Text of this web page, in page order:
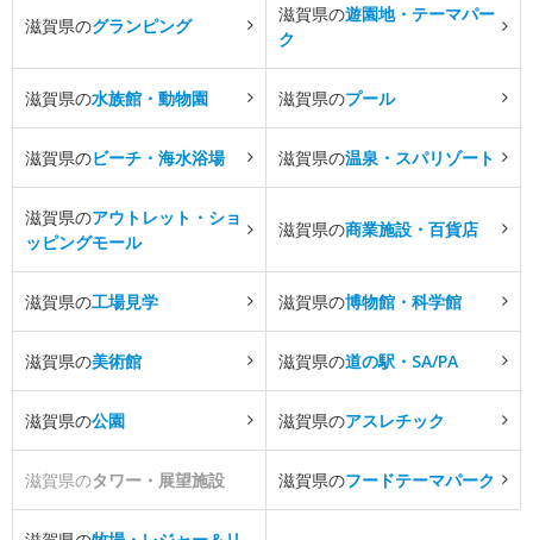
滋賀県のグランピング
滋賀県の遊園地・テーマパー
ク
滋賀県の水族館・動物園 滋賀県のプール
滋賀県のビーチ・海水浴場 滋賀県の温泉・スパリゾート
滋賀県のアウトレット・ショ
ッピングモール
滋賀県の商業施設・百貨店
滋賀県の工場見学 滋賀県の博物館・科学館
滋賀県の美術館 滋賀県の道の駅・SA/PA
滋賀県の公園 滋賀県のアスレチック
滋賀県のタワー・展望施設 滋賀県のフードテーマパーク